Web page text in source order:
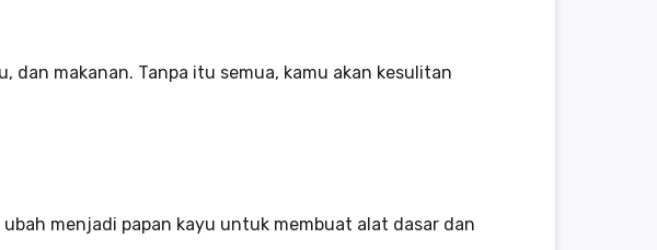
dan makanan. Tanpa itu semua, kamu akan kesulitan
menjadi papan kayu untuk membuat alat dasar dan